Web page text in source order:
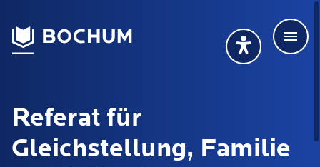
Übersetzung
Deutsch
Referat für
Gleichstellung, Familie
Übersetzung wählen (öffnet sich in Google
Deutsch
115 anrufen Mehr erfahren